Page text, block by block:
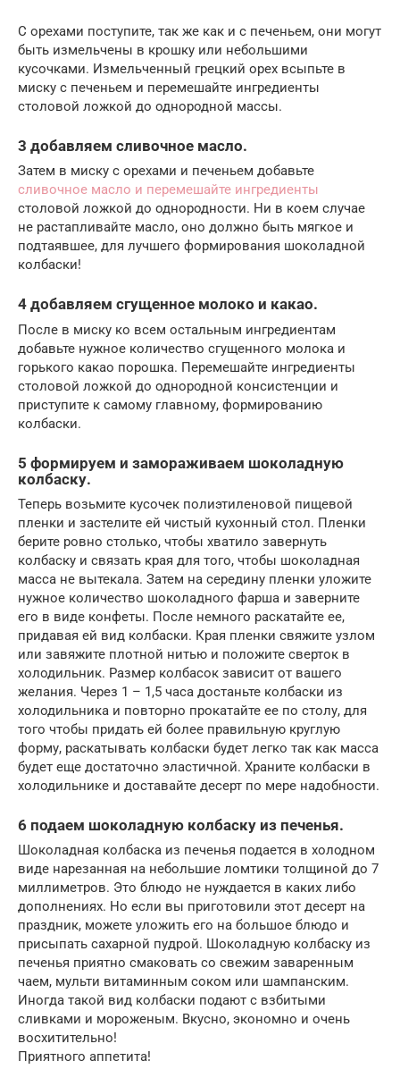
С орехами поступите, так же как и с печеньем, они могут
быть измельчены в крошку или небольшими
кусочками. Измельченный грецкий орех всыпьте в
миску с печеньем и перемешайте ингредиенты
столовой ложкой до однородной массы.
3 добавляем сливочное масло.
Затем в миску с орехами и печеньем добавьте
сливочное масло и перемешайте ингредиенты
столовой ложкой до однородности. Ни в коем случае
не растапливайте масло, оно должно быть мягкое и
подтаявшее, для лучшего формирования шоколадной
колбаски!
4 добавляем сгущенное молоко и какао.
После в миску ко всем остальным ингредиентам
добавьте нужное количество сгущенного молока и
горького какао порошка. Перемешайте ингредиенты
столовой ложкой до однородной консистенции и
приступите к самому главному, формированию
колбаски.
5 формируем и замораживаем шоколадную
колбаску.
Теперь возьмите кусочек полиэтиленовой пищевой
пленки и застелите ей чистый кухонный стол. Пленки
берите ровно столько, чтобы хватило завернуть
колбаску и связать края для того, чтобы шоколадная
масса не вытекала. Затем на середину пленки уложите
нужное количество шоколадного фарша и заверните
его в виде конфеты. После немного раскатайте ее,
придавая ей вид колбаски. Края пленки свяжите узлом
или завяжите плотной нитью и положите сверток в
холодильник. Размер колбасок зависит от вашего
желания. Через 1 – 1,5 часа достаньте колбаски из
холодильника и повторно прокатайте ее по столу, для
того чтобы придать ей более правильную круглую
форму, раскатывать колбаски будет легко так как масса
будет еще достаточно эластичной. Храните колбаски в
холодильнике и доставайте десерт по мере надобности.
6 подаем шоколадную колбаску из печенья.
Шоколадная колбаска из печенья подается в холодном
виде нарезанная на небольшие ломтики толщиной до 7
миллиметров. Это блюдо не нуждается в каких либо
дополнениях. Но если вы приготовили этот десерт на
праздник, можете уложить его на большое блюдо и
присыпать сахарной пудрой. Шоколадную колбаску из
печенья приятно смаковать со свежим заваренным
чаем, мульти витаминным соком или шампанским.
Иногда такой вид колбаски подают с взбитыми
сливками и мороженым. Вкусно, экономно и очень
восхитительно!
Приятного аппетита!